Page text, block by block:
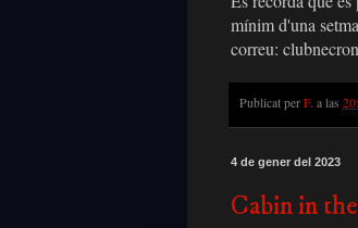
mínim d'una
correu:
Publicat per F. a las
4 de gener del 2023
Cabin in